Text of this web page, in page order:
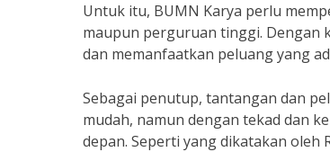
Untuk itu, BUMN Karya perlu
maupun perguruan tinggi. Dengan
dan memanfaatkan peluang yang
Sebagai penutup, tantangan dan
mudah, namun dengan tekad dan
depan. Seperti yang dikatakan oleh